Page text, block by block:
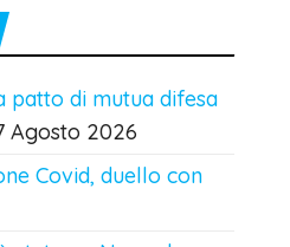
patto di mutua difesa
Agosto 2026
Covid, duello con